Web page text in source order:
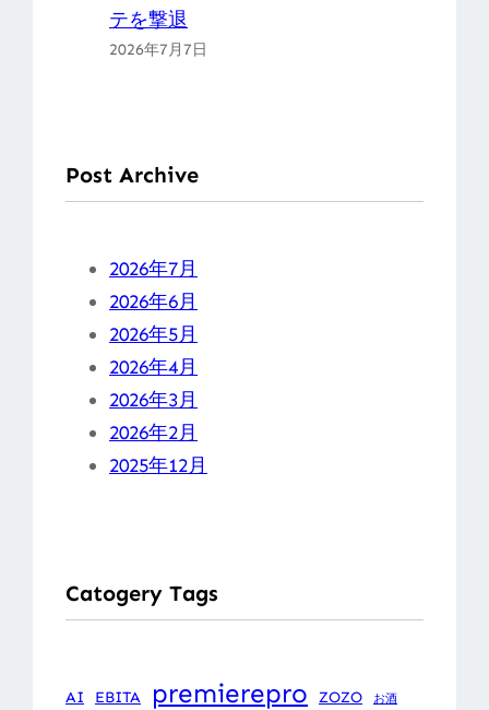
テを撃退
2026年7月7日
Post Archive
2026年7月
2026年6月
2026年5月
2026年4月
2026年3月
2026年2月
2025年12月
Catogery Tags
AI EBITA premierepro ZOZO お酒